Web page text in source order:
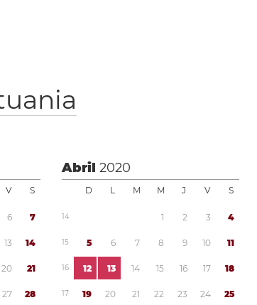
V S
6 7
13 14
20 21
27 28
Abril2020
D L M M J V S
14 1 2 3 4
15 5 6 7 8 9 10 11
16 12 13 14 15 16 17 18
17 19 20 21 22 23 24 25